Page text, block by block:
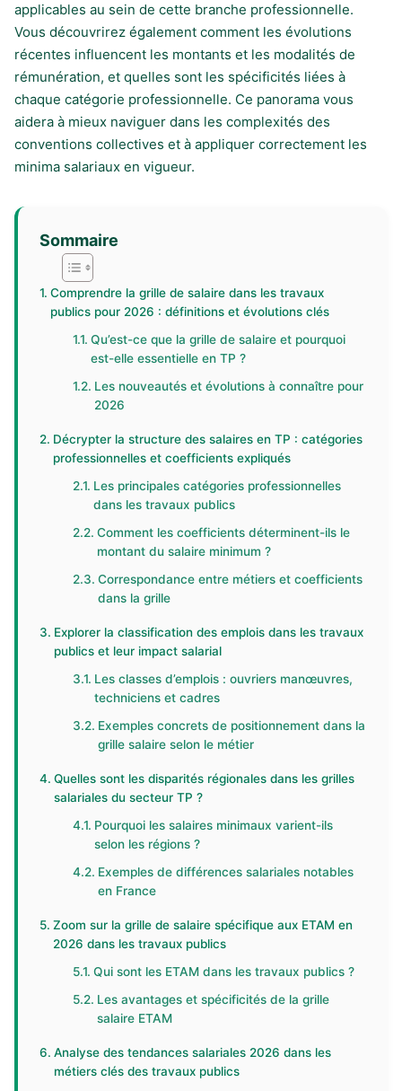
applicables au sein de cette branche professionnelle.
Vous découvrirez également comment les évolutions
récentes influencent les montants et les modalités de
rémunération, et quelles sont les spécificités liées à
chaque catégorie professionnelle. Ce panorama vous
aidera à mieux naviguer dans les complexités des
conventions collectives et à appliquer correctement les
minima salariaux en vigueur.
Sommaire
Comprendre la grille de salaire dans les travaux
publics pour 2026 : définitions et évolutions clés
Qu’est-ce que la grille de salaire et pourquoi
est-elle essentielle en TP ?
Les nouveautés et évolutions à connaître pour
2026
Décrypter la structure des salaires en TP : catégories
professionnelles et coefficients expliqués
Les principales catégories professionnelles
dans les travaux publics
Comment les coefficients déterminent-ils le
montant du salaire minimum ?
Correspondance entre métiers et coefficients
dans la grille
Explorer la classification des emplois dans les travaux
publics et leur impact salarial
Les classes d’emplois : ouvriers manœuvres,
techniciens et cadres
Exemples concrets de positionnement dans la
grille salaire selon le métier
Quelles sont les disparités régionales dans les grilles
salariales du secteur TP ?
Pourquoi les salaires minimaux varient-ils
selon les régions ?
Exemples de différences salariales notables
en France
Zoom sur la grille de salaire spécifique aux ETAM en
2026 dans les travaux publics
Qui sont les ETAM dans les travaux publics ?
Les avantages et spécificités de la grille
salaire ETAM
Analyse des tendances salariales 2026 dans les
métiers clés des travaux publics